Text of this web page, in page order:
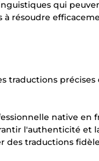
qui
résoudre
traductions
native en
l'authenticité et
traductions